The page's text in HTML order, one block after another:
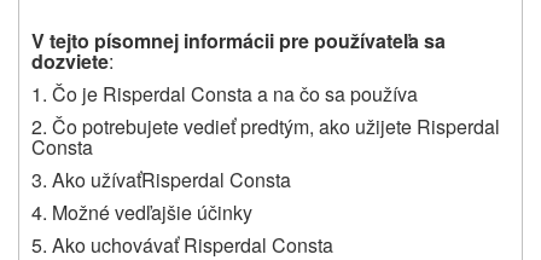
V tejto písomnej informácii pre používateľa sa
dozviete:
1. Čo je Risperdal Constaa na čo sa používa
2. Čo potrebujete vedieť predtým, ako užijete Risperdal
Consta
3. Ako užívaťRisperdal Consta
4. Možné vedľajšie účinky
5. Ako uchovávať Risperdal Consta